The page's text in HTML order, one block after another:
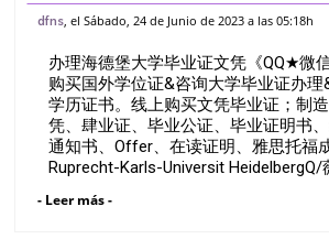
551190476》购买国外学位证&咨询
购买文凭毕业证；制造假国外大学文
dfns , el Sábado, 24 de Junio de 2023 a las 05:18h
办理海德堡大学毕业证文凭《QQ★微信
购买国外学位证&咨询大学毕业证办
学历证书。线上购买文凭毕业证；制
凭、肆业证、毕业公证、毕业证明书
通知书、Offer、在读证明、雅思托福
Ruprecht-Karls-Universit HeidelbergQ/
证办理大使馆认证办理留学归国证明办
- Leer más -